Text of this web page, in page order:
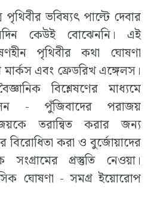
ভবিষ্যৎ পাল্টে দেবার
কেউই বোঝেননি। এই
পৃথিবীর কথা ঘোষণা
এবং ফ্রেডরিখ এঙ্গেলস।
বিশ্লেষণের মাধ্যমে
- পুঁজিবাদের পরাজয়
তরান্বিত করার জন্য
বিরোধিতা করা ও বুর্জোয়াদের
প্রস্তুতি নেওয়া।
ঘোষণা - সমগ্র ইয়োরোপ